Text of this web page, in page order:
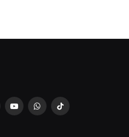
YouTubeWhatsAppTikTok